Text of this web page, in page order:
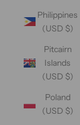
Philippines
(USD $)
Pitcairn
Islands
(USD $)
Poland
(USD $)